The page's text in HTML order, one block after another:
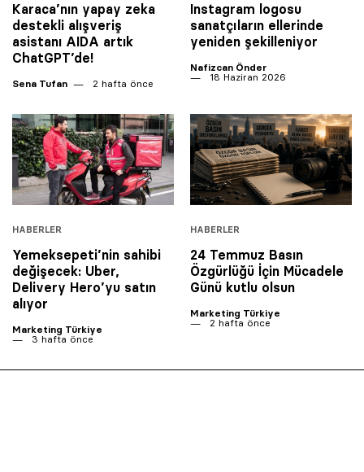
Karaca’nın yapay zeka
destekli alışveriş
asistanı AIDA artık
ChatGPT’de!
Sena Tufan 2 hafta önce
Instagram logosu
sanatçıların ellerinde
yeniden şekilleniyor
Nafizcan Önder
18 Haziran 2026
HABERLER
Yemeksepeti’nin sahibi
değişecek: Uber,
Delivery Hero’yu satın
alıyor
Marketing Türkiye
3 hafta önce
HABERLER
24 Temmuz Basın
Özgürlüğü İçin Mücadele
Günü kutlu olsun
Marketing Türkiye
2 hafta önce